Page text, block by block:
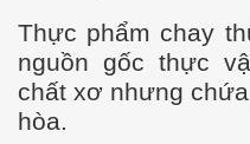
Thực phẩm chay th
nguồn gốc thực
chất xơ nhưng
hòa.